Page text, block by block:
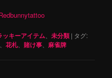
ッキーアイテム 、未分類 | タグ:
、花札、賭け事 麻雀牌